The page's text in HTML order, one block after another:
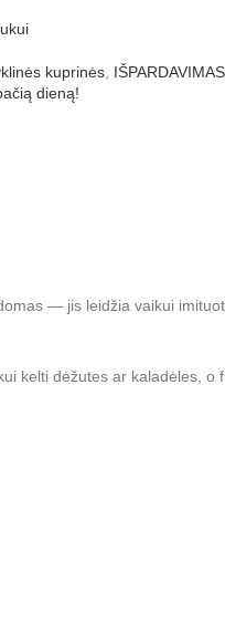
kuprinės
dieną!
— jis leidžia vaikui
kelti dėžutes ar kaladėles, o